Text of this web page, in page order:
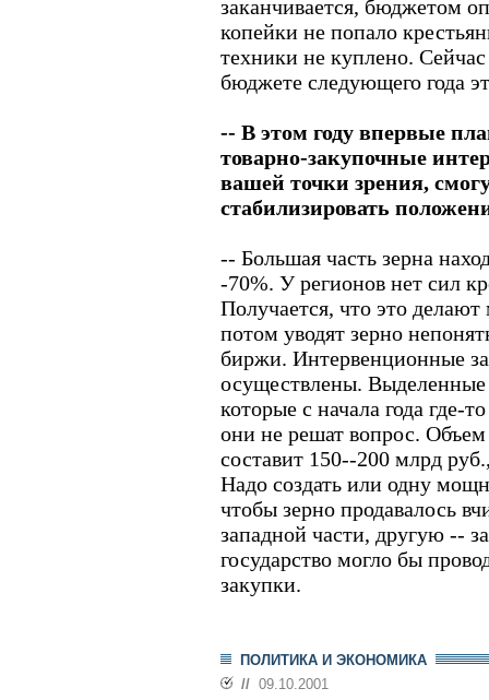
заканчивается, бюджетом
копейки не попало
техники не куплено.
бюджете следующего года
-- В этом году впервые
товарно-закупочные
вашей точки зрения,
стабилизировать
-- Большая часть зерна
-70%. У регионов нет сил
Получается, что это
потом уводят зерно
биржи. Интервенционные
осуществлены.
которые с начала года где-
они не решат вопрос. Объем
составит 150--200 млрд
Надо создать или одну
чтобы зерно продавалось
западной части, другую --
государство могло бы
закупки.
ПОЛИТИКА И ЭКОНОМИКА
// 09.10.2001